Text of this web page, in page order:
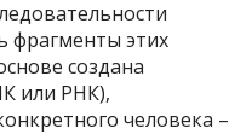
фрагменты этих
создана
или РНК),
человека –